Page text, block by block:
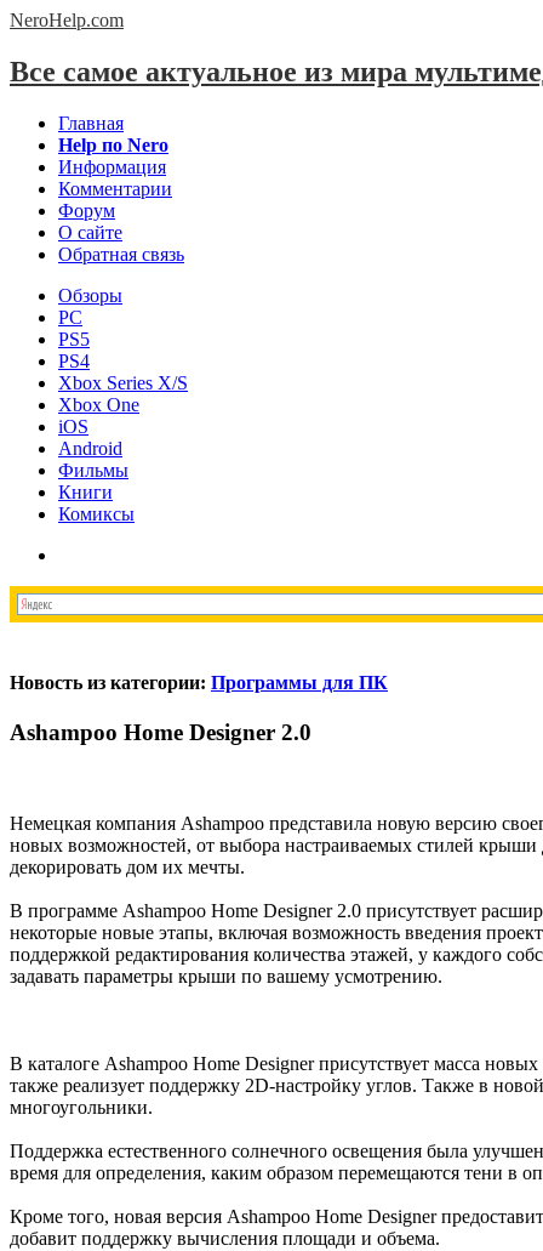
NeroHelp.com
Все самое актуальное из мира
Главная
Help по Nero
Информация
Комментарии
Форум
О сайте
Обратная связь
Обзоры
PC
PS5
PS4
Xbox Series X/S
Xbox One
iOS
Android
Фильмы
Книги
Комиксы
Новость из категории: Программы для ПК
Ashampoo Home Designer 2.0
Немецкая компания Ashampoo представила новую версию
новых возможностей, от выбора настраиваемых стилей крыши
декорировать дом их мечты.
В программе Ashampoo Home Designer 2.0 присутствует
некоторые новые этапы, включая возможность введения
поддержкой редактирования количества этажей, у каждого
задавать параметры крыши по вашему усмотрению.
В каталоге Ashampoo Home Designer присутствует масса
также реализует поддержку 2D-настройку углов. Также в
многоугольники.
Поддержка естественного солнечного освещения была
время для определения, каким образом перемещаются тени в
Кроме того, новая версия Ashampoo Home Designer
добавит поддержку вычисления площади и объема.